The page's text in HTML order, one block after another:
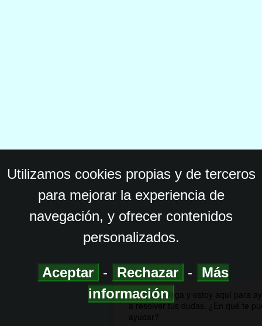
Utilizamos cookies propias y de terceros
para mejorar la experiencia de
navegación, y ofrecer contenidos
personalizados.
Aceptar - Rechazar -
Más
información